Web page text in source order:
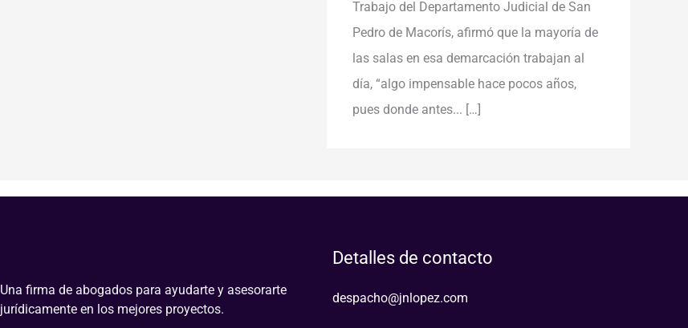
Trabajo del Departamento Judicial de San
Pedro de Macorís, afirmó que la mayoría de
las salas en esa demarcación trabajan al
día, “algo impensable hace pocos años,
pues donde antes... […]
Una firma de abogados para ayudarte y asesorarte
jurídicamente en los mejores proyectos.
Detalles de contacto
despacho@jnlopez.com